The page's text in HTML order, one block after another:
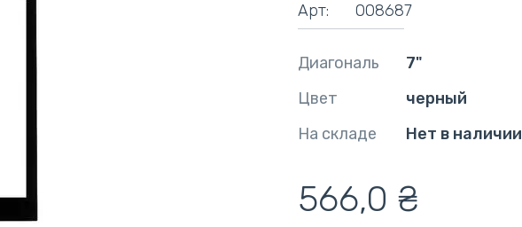
Арт:
008687
Диагональ
7"
Цвет
черный
На складе
Нет в наличии
566,0 ₴